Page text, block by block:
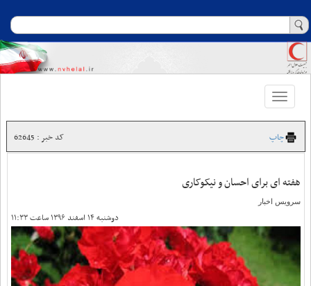
Toggle
navigation
چاپ کد خبر : 62645
هفته ای برای احسان و نیکوکاری
سرویس اخبار
دوشنبه ۱۴ اسفند ۱۳۹۶ ساعت ۱۱:۳۳